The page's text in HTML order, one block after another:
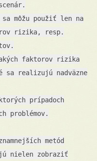
môžu použiť len na
rizika, resp.
faktorov rizika
realizujú nadväzne
prípadoch
problémov.
metód
nielen zobraziť